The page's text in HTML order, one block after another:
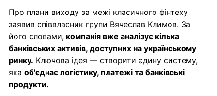
Про плани виходу за межі класичного фінтеху
заявив співвласник групи Вячеслав Климов. За
його словами, компанія вже аналізує кілька
банківських активів, доступних на українському
ринку. Ключова ідея — створити єдину систему,
яка об'єднає логістику, платежі та банківські
продукти.